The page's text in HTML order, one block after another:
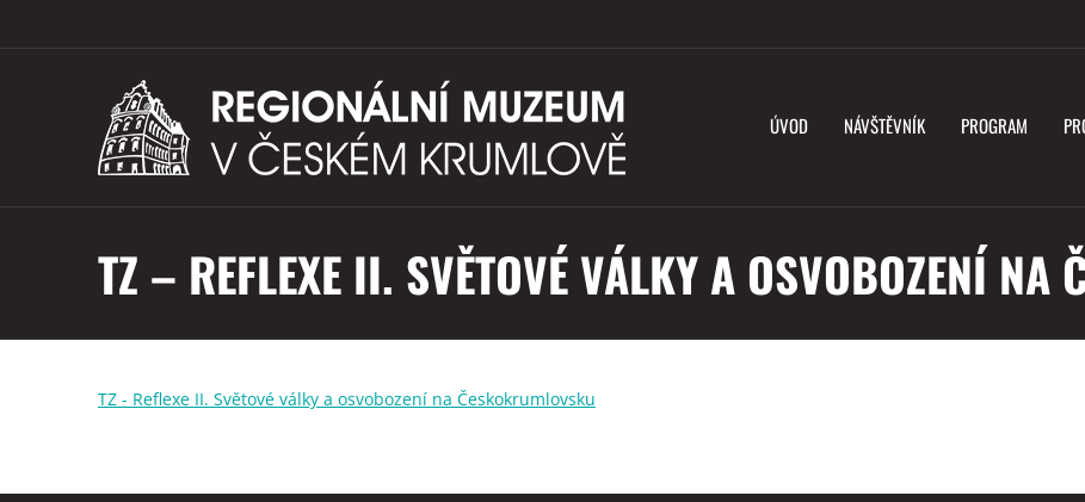
ÚVOD NÁVŠTĚVNÍK PROGRAM
TZ – REFLEXE II. SVĚTOVÉ VÁLKY A OSVOBOZENÍ NA
TZ - Reflexe II. Světové války a osvobození na Českokrumlovsku